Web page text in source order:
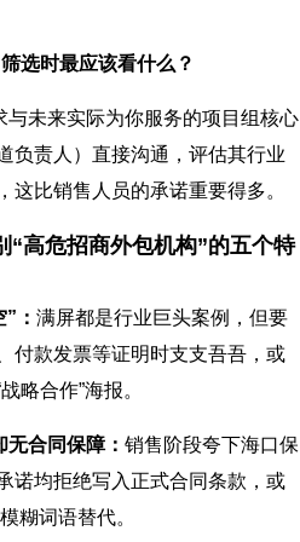
选时最应该看什么？
与未来实际为你服务的项目组核心
负责人）直接沟通，评估其行业
这比销售人员的承诺重要得多。
“高危招商外包机构”的五个特
： 满屏都是行业巨头案例，但要
付款发票等证明时支支吾吾，或
略合作”海报。
合同保障： 销售阶段夸下海口保
诺均拒绝写入正式合同条款，或
糊词语替代。